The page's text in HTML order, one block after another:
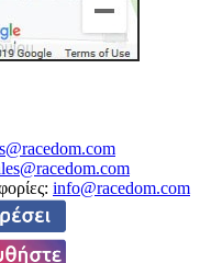
info@racedom.com